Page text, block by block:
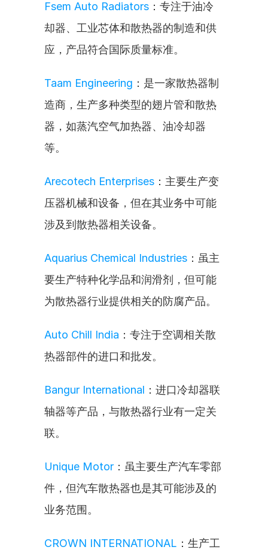
Fsem Auto Radiators ：专注于油冷
却器、工业芯体和散热器的制造和供
应，产品符合国际质量标准。
Taam Engineering ：是一家散热器制
造商，生产多种类型的翅片管和散热
器，如蒸汽空气加热器、油冷却器
等。
Arecotech Enterprises ：主要生产变
压器机械和设备，但在其业务中可能
涉及到散热器相关设备。
Aquarius Chemical Industries ：虽主
要生产特种化学品和润滑剂，但可能
为散热器行业提供相关的防腐产品。
Auto Chill India ：专注于空调相关散
热器部件的进口和批发。
Bangur International ：进口冷却器联
轴器等产品，与散热器行业有一定关
联。
Unique Motor ：虽主要生产汽车零部
件，但汽车散热器也是其可能涉及的
业务范围。
CROWN INTERNATIONAL ：生产工